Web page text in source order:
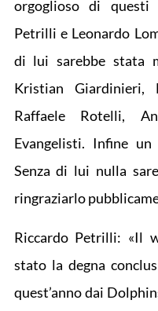
orgoglioso di questi
Petrilli e Leonardo
di lui sarebbe stata
Kristian Giardinieri,
Raffaele Rotelli,
Evangelisti. Infine
Senza di lui nulla
ringraziarlo
Riccardo Petrilli: «Il
stato la degna
quest’anno dai